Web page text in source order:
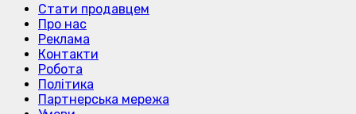
Стати продавцем
Про нас
Реклама
Контакти
Робота
Політика
Партнерська мережа